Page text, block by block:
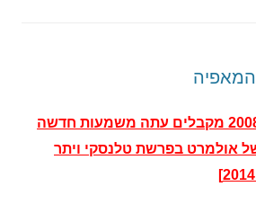
המאפיה
הדברים שנכתבו ב-2008 מקבלים עתה משמעות חדשה
אולמרט בפרשת טלנסקי ויתר